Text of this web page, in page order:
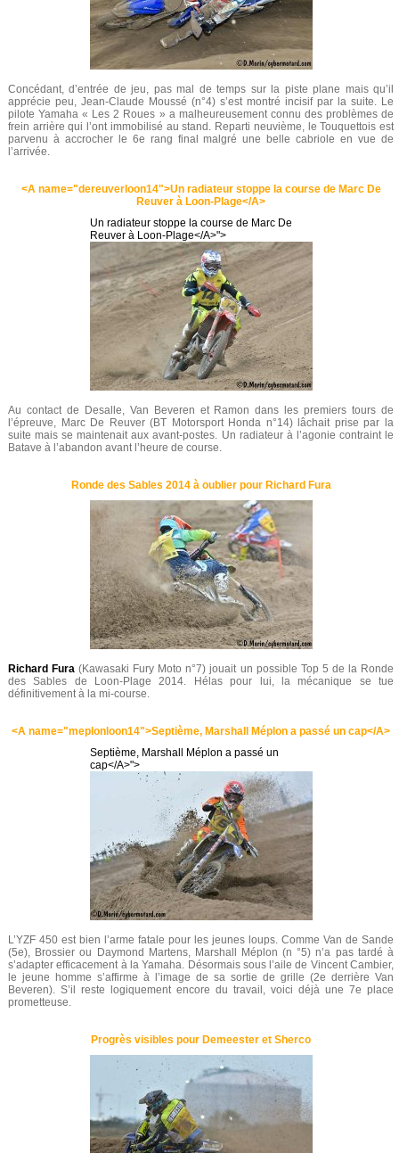
Concédant, d’entrée de jeu, pas mal de temps sur la piste plane mais qu’il
apprécie peu, Jean-Claude Moussé (n°4) s’est montré incisif par la suite. Le
pilote Yamaha « Les 2 Roues » a malheureusement connu des problèmes de
frein arrière qui l’ont immobilisé au stand. Reparti neuvième, le Touquettois est
parvenu à accrocher le 6e rang final malgré une belle cabriole en vue de
l’arrivée.
<A name="dereuverloon14">Un radiateur stoppe la course de Marc De
Reuver à Loon-Plage</A>
Un radiateur stoppe la course de Marc De
Reuver à Loon-Plage</A>">
Au contact de Desalle, Van Beveren et Ramon dans les premiers tours de
l’épreuve, Marc De Reuver (BT Motorsport Honda n°14) lâchait prise par la
suite mais se maintenait aux avant-postes. Un radiateur à l’agonie contraint le
Batave à l’abandon avant l’heure de course.
Ronde des Sables 2014 à oublier pour Richard Fura
Richard Fura (Kawasaki Fury Moto n°7) jouait un possible Top 5 de la Ronde
des Sables de Loon-Plage 2014. Hélas pour lui, la mécanique se tue
définitivement à la mi-course.
<A name="meplonloon14">Septième, Marshall Méplon a passé un cap</A>
Septième, Marshall Méplon a passé un
cap</A>">
L’YZF 450 est bien l’arme fatale pour les jeunes loups. Comme Van de Sande
(5e), Brossier ou Daymond Martens, Marshall Méplon (n °5) n’a pas tardé à
s’adapter efficacement à la Yamaha. Désormais sous l’aile de Vincent Cambier,
le jeune homme s’affirme à l’image de sa sortie de grille (2e derrière Van
Beveren). S’il reste logiquement encore du travail, voici déjà une 7e place
prometteuse.
Progrès visibles pour Demeester et Sherco